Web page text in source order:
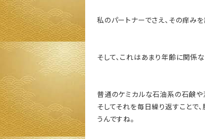
私のパートナーでさえ、その痒み
そして、これはあまり年齢に関係
普通のケミカルな石油系の石鹸や
そしてそれを毎日繰り返すことで
うんですね。